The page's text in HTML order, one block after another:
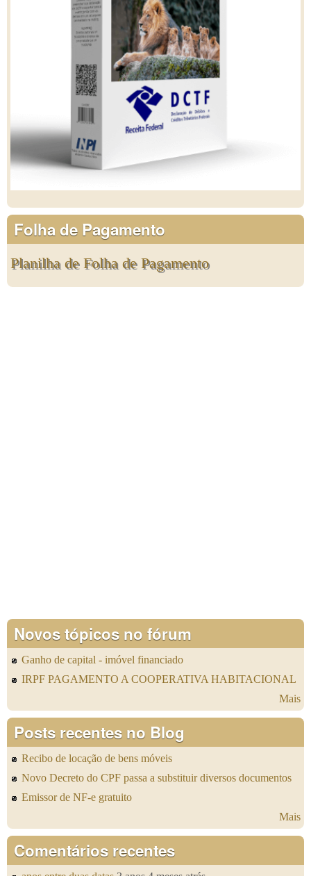
Folha de Pagamento
Planilha de Folha de Pagamento
Novos tópicos no fórum
Ganho de capital - imóvel financiado
IRPF PAGAMENTO A COOPERATIVA HABITACIONAL
Mais
Posts recentes no Blog
Recibo de locação de bens móveis
Novo Decreto do CPF passa a substituir diversos documentos
Emissor de NF-e gratuito
Mais
Comentários recentes